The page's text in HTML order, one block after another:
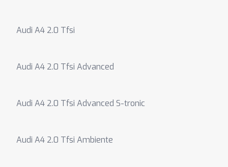
Audi A4 2.0 Tfsi
Audi A4 2.0 Tfsi Advanced
Audi A4 2.0 Tfsi Advanced S-tronic
Audi A4 2.0 Tfsi Ambiente